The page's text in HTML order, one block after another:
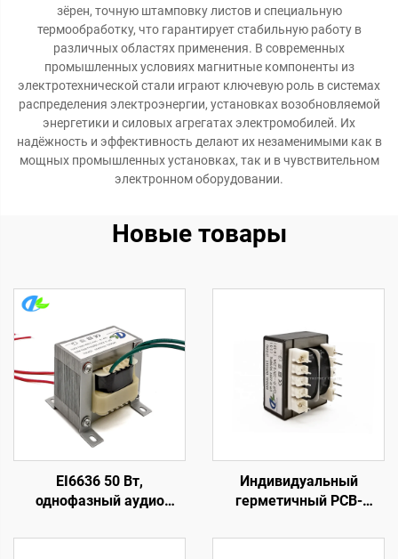
зёрен, точную штамповку листов и специальную
термообработку, что гарантирует стабильную работу в
различных областях применения. В современных
промышленных условиях магнитные компоненты из
электротехнической стали играют ключевую роль в системах
распределения электроэнергии, установках возобновляемой
энергетики и силовых агрегатах электромобилей. Их
надёжность и эффективность делают их незаменимыми как в
мощных промышленных установках, так и в чувствительном
электронном оборудовании.
Новые товары
EI6636 50 Вт,
однофазный аудио
трансформатор
Индивидуальный
герметичный PCB-
контактами, силовой